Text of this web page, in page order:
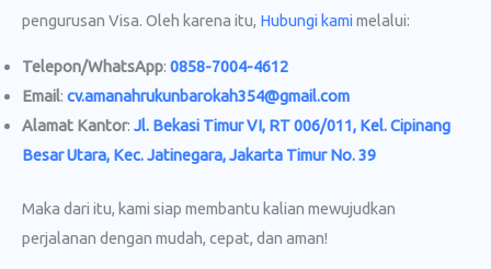
pengurusan Visa. Oleh karena itu, Hubungi kamimelalui:
Telepon/WhatsApp: 0858-7004-4612
Email: cv.amanahrukunbarokah354@gmail.com
Alamat Kantor: Jl. Bekasi Timur VI, RT 006/011, Kel. Cipinang
Besar Utara, Kec. Jatinegara, Jakarta Timur No. 39
Maka dari itu, kami siap membantu kalian mewujudkan
perjalanan dengan mudah, cepat, dan aman!